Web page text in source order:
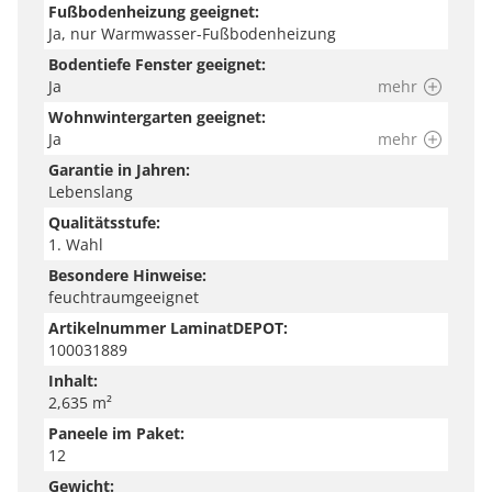
Hier erhältst du nützliche Tipps und Hilfestellungen
zu Auswahl, Dämmung, Verlegung, Zubehör, Pflege
und Wohnstilen.
Hinweis
Wir versuchen unsere Produkte so genau wie möglich
abzubilden. Bitte beachte jedoch, dass die Farben auf
deinem Endgerät je nach Einstellung und
Fußbodenheizung geeignet:
Ja, nur Warmwasser-Fußbodenheizung
Bodentiefe Fenster geeignet:
Ja
mehr
Wohnwintergarten geeignet:
Ja
mehr
Garantie in Jahren:
Lebenslang
Qualitätsstufe:
1. Wahl
Besondere Hinweise:
feuchtraumgeeignet
Artikelnummer LaminatDEPOT:
100031889
Inhalt:
2,635 m²
Paneele im Paket:
12
Gewicht: